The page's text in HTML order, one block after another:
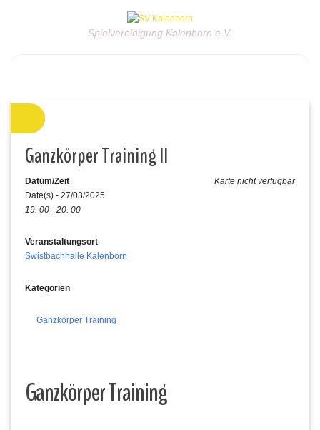
Spielvereinigung Kalenborn e.V.
Ganzkörper Training II
Karte nicht verfügbar
Datum/Zeit
Date(s) - 27/03/2025
19: 00 - 20: 00
Veranstaltungsort
Swistbachhalle Kalenborn
Kategorien
Ganzkörper Training
Ganzkörper Training